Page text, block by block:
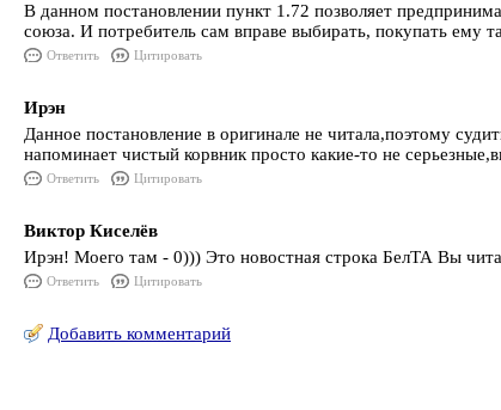
В данном постановлении пункт 1.72 позволяет
союза. И потребитель сам вправе выбирать, покупать ему
Ответить Цитировать
Ирэн
Данное постановление в оригинале не читала,поэтому
напоминает чистый корвник просто какие-то не
Ответить Цитировать
Виктор Киселёв
Ирэн! Моего там - 0))) Это новостная строка БелТА Вы
Ответить Цитировать
Добавить комментарий